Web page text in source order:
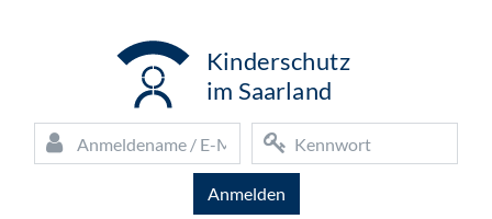
K
inderschutz
i
m Saarland
Anmeldename / E-Mail Kennwort